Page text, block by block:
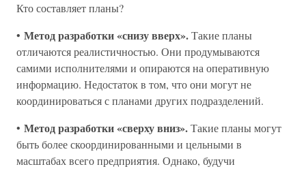
Кто составляет планы?
• Метод разработки «снизу вверх».Такие планы
отличаются реалистичностью. Они продумываются
самими исполнителями и опираются на оперативную
информацию. Недостаток в том, что они могут не
координироваться с планами других подразделений.
• Метод разработки «сверху вниз».Такие планы могут
быть более скоординированными и цельными в
масштабах всего предприятия. Однако, будучи